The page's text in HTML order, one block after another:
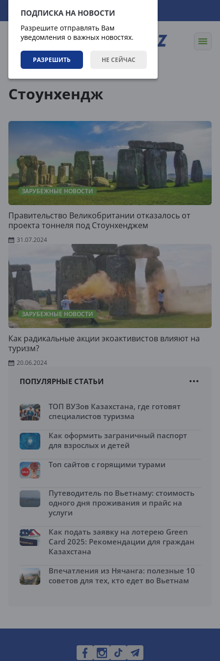
ПОДПИСКА НА НОВОСТИ
Разрешите отправлять Вам
уведомления о важных новостях.
РАЗРЕШИТЬ НЕ СЕЙЧАС
06.08.2026 20:51:02
Стоунхендж
ЗАРУБЕЖНЫЕ НОВОСТИ
Правительство Великобритании отказалось от
проекта тоннеля под Стоунхенджем
31.07.2024
ЗАРУБЕЖНЫЕ НОВОСТИ
Как радикальные акции экоактивистов влияют на
туризм?
20.06.2024
ПОПУЛЯРНЫЕ СТАТЬИ
ТОП ВУЗов Казахстана, где готовят
специалистов туризма
Как оформить заграничный паспорт
для взрослых и детей
Топ сайтов с горящими турами
Путеводитель по Вьетнаму: стоимость
одного дня проживания и прайс на
услуги
Как подать заявку на лотерею Green
Card 2025: Рекомендации для граждан
Казахстана
Впечатления из Нячанга: полезные 10
советов для тех, кто едет во Вьетнам